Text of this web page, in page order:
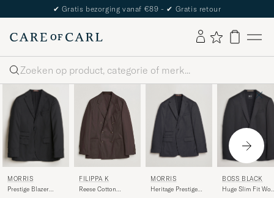
✔ Gratis bezorging vanaf €89 - ✔ Gratis retour
Zoeken
MORRIS
Prestige Blazer
FILIPPA K
Reese Cotton
MORRIS
Heritage Prestige
BOSS BLACK
Huge Slim Fit